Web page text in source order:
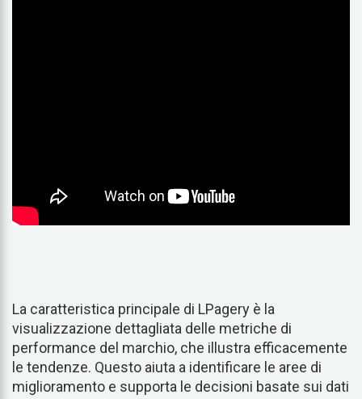
La caratteristica principale di LPagery è la
visualizzazione dettagliata delle metriche di
performance del marchio, che illustra efficacemente
le tendenze. Questo aiuta a identificare le aree di
miglioramento e supporta le decisioni basate sui dati